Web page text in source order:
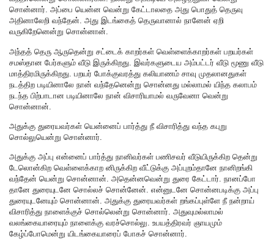
சொன்னார். அப்பை யென்ன வென்று கேட்டாலதை அது பொதுத் தெருவு
அதினாலேறி வந்தேன். அது இடங்கைத் தெருவானால் நானேன் ஏறி
வருகிறேனென்று சொன்னான்.
அந்தத் தெரு ஆருதென்று சட்டைக் காறர்கள் வெள்ளைக்காறர்கள் பறயர்கள்
சமஸ்தான பேர்களும் வீடு இருக்கிறது. இவர்களுடைய அம்பட்டர் வீடு மூணு வீடு
மாத்திரமிருக்கிறது. பறயர் போக்குவரத்து கலியாணம் சாவு முதலானதுகள்
நடத்திற படியினாலே நான் வந்தேனென்று சொன்னது மல்லாமல் யிந்த கலாபம்
நடந்த பிற்பாடான படியினாலே நான் விசாரியாமல் வருவேனா வென்று
சொன்னான்.
அதுக்கு துரையவர்கள் யென்னைப் பார்த்து நீ விசாரித்து வந்த கபுறு
சொல்லுயென்று சொன்னார்.
அதுக்கு அப்பு என்னைப் பார்த்து நானிவர்கள் பணிசவர் வீடுயிருக்கிற தென்று
டேலொன்கிற வெள்ளைக்காற னிருக்கிற வீட்டுக்கு அப்புறம்தானே நானிறங்கி
வந்தேன் யென்று சொன்னான். அதென்னவென்று துரை கேட்டார். நானப்போ
தானே துரையுடனே சொல்லச் சொன்னேன். என்னுடனே சொன்னபடிக்கு அப்பு
துரையுடனேயும் சொன்னான். அதுக்கு துரையவர்கள் றங்கப்புள்ளே நீ நன்றாய்
விசாரித்து நாளைக்குச் சொல்லென்று சொன்னார். அதுவுமல்லாமல்
வலங்கையாரையும் நாளைக்கு வரச்சொல்லு. உபயத்திரவர் ஞாயமும்
கேழ்ப்போமென்று யிடங்கையாரைப் போகச் சொன்னார்.